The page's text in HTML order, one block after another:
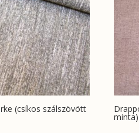
(csíkos szálszövött
minta)